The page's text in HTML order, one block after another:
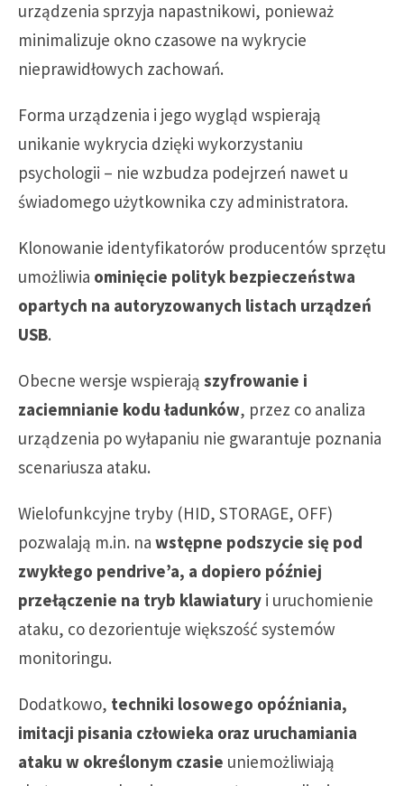
urządzenia sprzyja napastnikowi, ponieważ
minimalizuje okno czasowe na wykrycie
nieprawidłowych zachowań.
Forma urządzenia i jego wygląd wspierają
unikanie wykrycia dzięki wykorzystaniu
psychologii – nie wzbudza podejrzeń nawet u
świadomego użytkownika czy administratora.
Klonowanie identyfikatorów producentów sprzętu
umożliwia ominięcie polityk bezpieczeństwa
opartych na autoryzowanych listach urządzeń
USB.
Obecne wersje wspierają szyfrowanie i
zaciemnianie kodu ładunków, przez co analiza
urządzenia po wyłapaniu nie gwarantuje poznania
scenariusza ataku.
Wielofunkcyjne tryby (HID, STORAGE, OFF)
pozwalają m.in. na wstępne podszycie się pod
zwykłego pendrive’a, a dopiero później
przełączenie na tryb klawiatury i uruchomienie
ataku, co dezorientuje większość systemów
monitoringu.
Dodatkowo, techniki losowego opóźniania,
imitacji pisania człowieka oraz uruchamiania
ataku w określonym czasie uniemożliwiają